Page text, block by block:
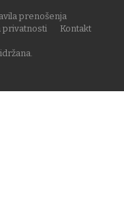
prenošenja
privatnosti
Kontakt